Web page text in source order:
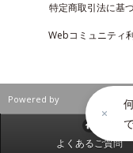
特定商取引法に基
Webコミュニティ
Powered by
よくあるご質問